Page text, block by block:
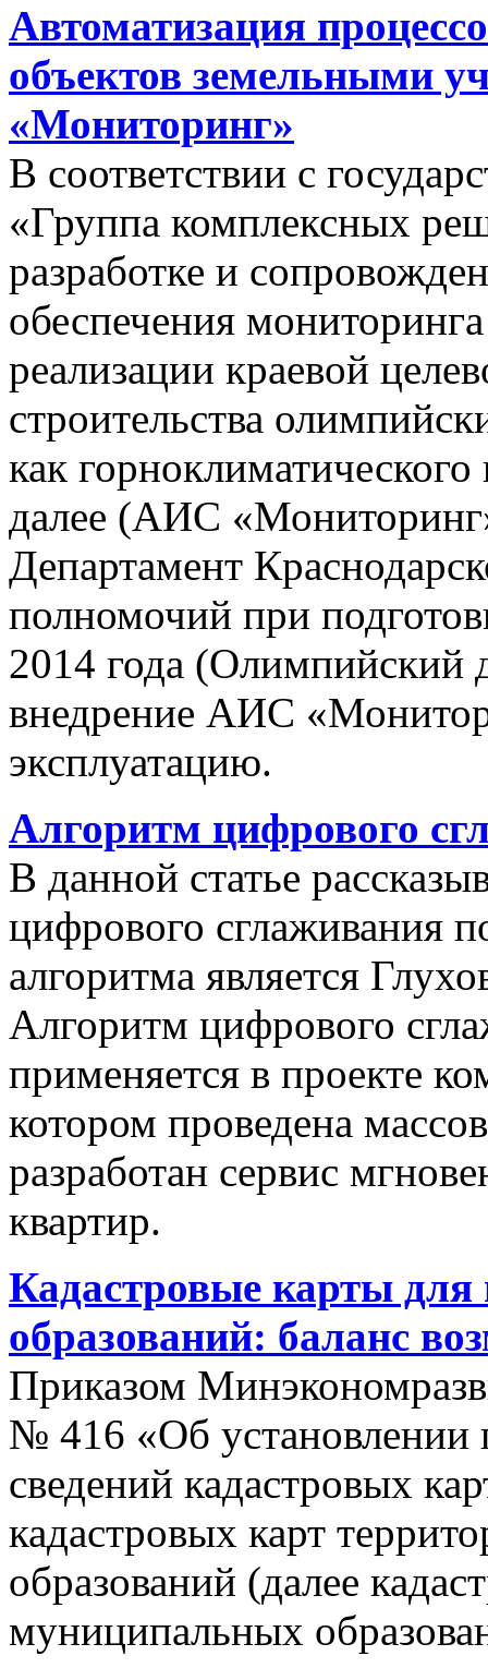
Автоматизация
объектов земельными
«Мониторинг»
В соответствии с
«Группа комплексных
разработке и
обеспечения
реализации краевой
строительства
как
далее (АИС
Департамент
полномочий при
2014 года (Олимпийский
внедрение АИС
эксплуатацию.
Алгоритм цифрового
В данной статье
цифрового сглаживания
алгоритма является
Алгоритм цифрового
применяется в проекте
котором проведена
разработан сервис
квартир.
Кадастровые карты
образований: баланс
Приказом
№ 416 «Об установлении
сведений кадастровых
кадастровых карт
образований (далее
муниципальных